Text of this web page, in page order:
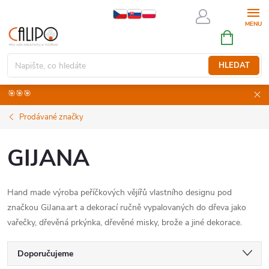
obsah
HLEDAT
NÁKUPNÍ
KOŠÍK
🎯🎯🎯
Prodávané značky
GIJANA
Hand made výroba peříčkových vějířů vlastního designu pod
značkou GiJana.art a dekorací ručně vypalovaných do dřeva jako
vařečky, dřevěná prkýnka, dřevěné misky, brože a jiné dekorace.
Ř
Doporučujeme